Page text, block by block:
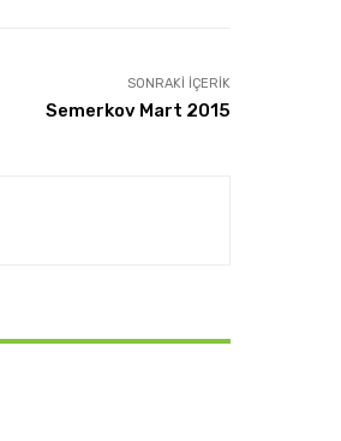
SONRAKI İÇERIK
Semerkov Mart 2015